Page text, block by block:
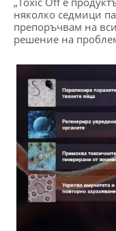
няколко седмици
препоръчвам на
решение на